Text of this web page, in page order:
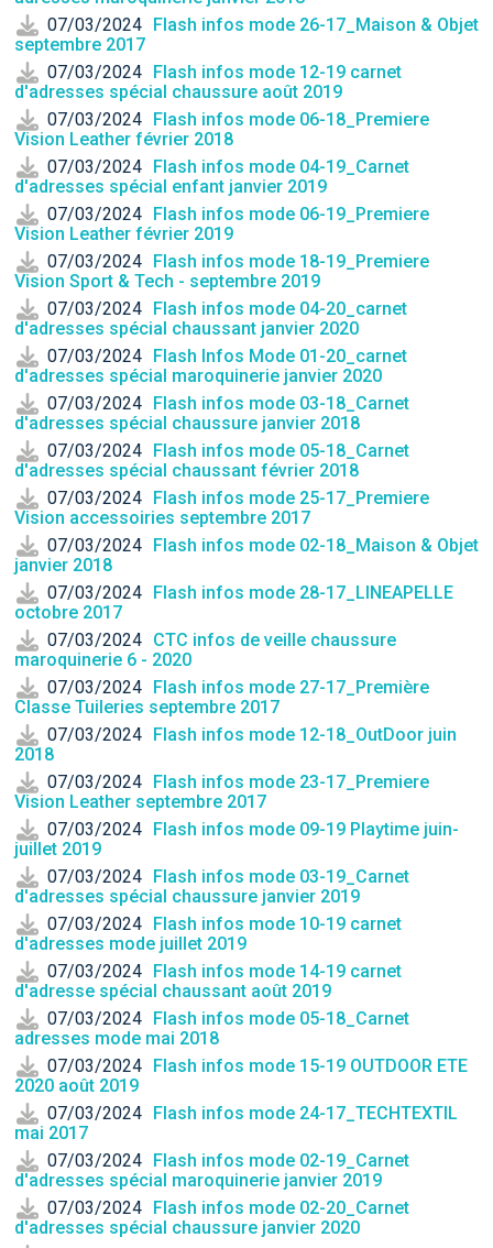
07/03/2024
Flash infos mode 26-17_Maison & Objet
septembre 2017
07/03/2024
Flash infos mode 12-19 carnet
d'adresses spécial chaussure août 2019
07/03/2024
Flash infos mode 06-18_Premiere
Vision Leather février 2018
07/03/2024
Flash infos mode 04-19_Carnet
d'adresses spécial enfant janvier 2019
07/03/2024
Flash infos mode 06-19_Premiere
Vision Leather février 2019
07/03/2024
Flash infos mode 18-19_Premiere
Vision Sport & Tech - septembre 2019
07/03/2024
Flash infos mode 04-20_carnet
d'adresses spécial chaussant janvier 2020
07/03/2024
Flash Infos Mode 01-20_carnet
d'adresses spécial maroquinerie janvier 2020
07/03/2024
Flash infos mode 03-18_Carnet
d'adresses spécial chaussure janvier 2018
07/03/2024
Flash infos mode 05-18_Carnet
d'adresses spécial chaussant février 2018
07/03/2024
Flash infos mode 25-17_Premiere
Vision accessoiries septembre 2017
07/03/2024
Flash infos mode 02-18_Maison & Objet
janvier 2018
07/03/2024
Flash infos mode 28-17_LINEAPELLE
octobre 2017
07/03/2024 CTC infos de veille chaussure
maroquinerie 6 - 2020
07/03/2024
Flash infos mode 27-17_Première
Classe Tuileries septembre 2017
07/03/2024
Flash infos mode 12-18_OutDoor juin
2018
07/03/2024
Flash infos mode 23-17_Premiere
Vision Leather septembre 2017
07/03/2024
Flash infos mode 09-19 Playtime juin-
juillet 2019
07/03/2024
Flash infos mode 03-19_Carnet
d'adresses spécial chaussure janvier 2019
07/03/2024
Flash infos mode 10-19 carnet
d'adresses mode juillet 2019
07/03/2024
Flash infos mode 14-19 carnet
d'adresse spécial chaussant août 2019
07/03/2024
Flash infos mode 05-18_Carnet
adresses mode mai 2018
07/03/2024
Flash infos mode 15-19 OUTDOOR ETE
2020 août 2019
07/03/2024
Flash infos mode 24-17_TECHTEXTIL
mai 2017
07/03/2024
Flash infos mode 02-19_Carnet
d'adresses spécial maroquinerie janvier 2019
07/03/2024
Flash infos mode 02-20_Carnet
d'adresses spécial chaussure janvier 2020